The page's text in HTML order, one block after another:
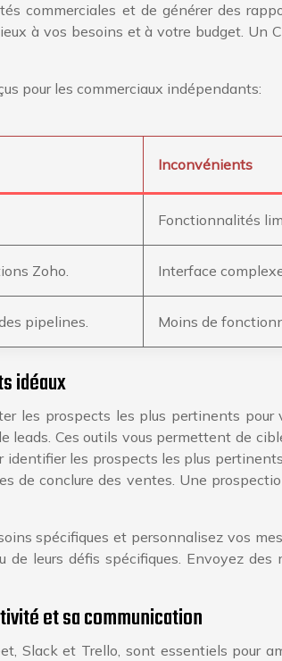
commerciales et de générer des
à vos besoins et à votre budget.
pour les commerciaux indépendants:
Inconvénients
Fonctionnalités
Zoho. Interface
pipelines. Moins de
idéaux
les prospects les plus pertinents
leads. Ces outils vous permettent de
identifier les prospects les plus
de conclure des ventes. Une
spécifiques et personnalisez vos
leurs défis spécifiques. Envoyez
et sa communication
Slack et Trello, sont essentiels pour